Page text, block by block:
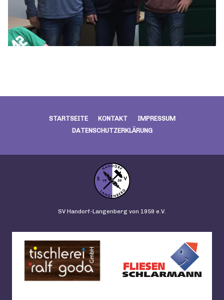
STARTSEITE KONTAKT
IMPRESSUM
DATENSCHUTZERKLÄRUNG
SV Handorf-Langenberg von 1959 e.V.